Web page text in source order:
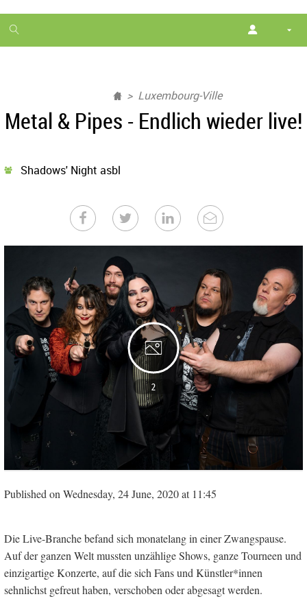
1
month
Luxembourg-Ville
Metal & Pipes - Endlich wieder live!
Shadows' Night asbl
2
Published on Wednesday, 24 June, 2020 at 11:45
Die Live-Branche befand sich monatelang in einer Zwangspause.
Auf der ganzen Welt mussten unzählige Shows, ganze Tourneen und
einzigartige Konzerte, auf die sich Fans und Künstler*innen
sehnlichst gefreut haben, verschoben oder abgesagt werden.